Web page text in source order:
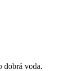
dobrá voda.